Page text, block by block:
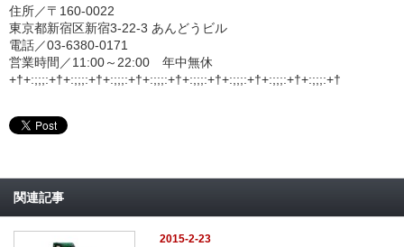
住所／〒160-0022
東京都新宿区新宿3-22-3 あんどうビル
電話／03-6380-0171
営業時間／11:00～22:00 年中無休
+†+:;;;:+†+:;;;:+†+:;;;:+†+:;;;:+†+:;;;:+†+:;;;:+†+:;;;:+†+:;;;:+†
関連記事
2015-2-23